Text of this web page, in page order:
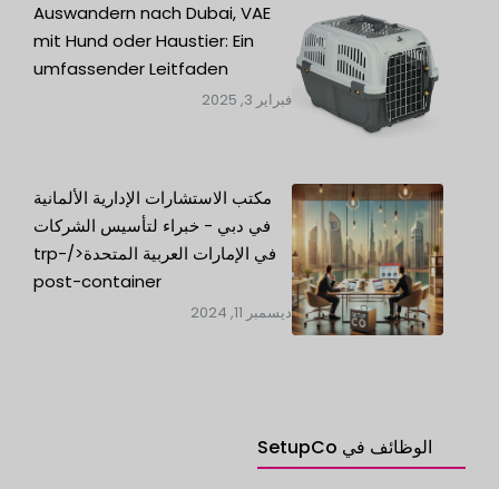
Auswandern nach Dubai, VAE
mit Hund oder Haustier: Ein
umfassender Leitfaden
فبراير 3, 2025
مكتب الاستشارات الإدارية الألمانية
في دبي - خبراء لتأسيس الشركات
في الإمارات العربية المتحدة</trp-
post-container
ديسمبر 11, 2024
الوظائف في SetupCo